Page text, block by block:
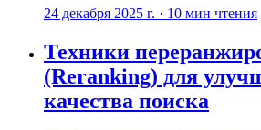
24 декабря 2025 г. · 10 мин чтения
Техники
(Reranking) для
качества поиска